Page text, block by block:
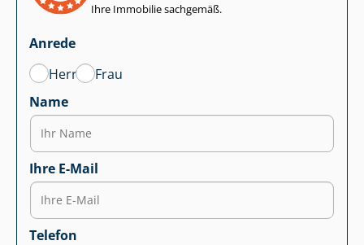
Ihre Immobilie sachgemäß.
Anrede
Herr
Frau
Name
Ihre E-Mail
Telefon